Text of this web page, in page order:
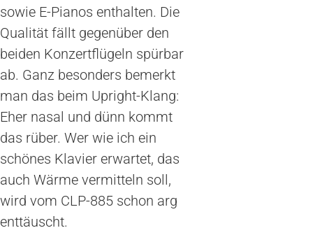
sowie E-Pianos enthalten. Die
Qualität fällt gegenüber den
beiden Konzertflügeln spürbar
ab. Ganz besonders bemerkt
man das beim Upright-Klang:
Eher nasal und dünn kommt
das rüber. Wer wie ich ein
schönes Klavier erwartet, das
auch Wärme vermitteln soll,
wird vom CLP-885 schon arg
enttäuscht.